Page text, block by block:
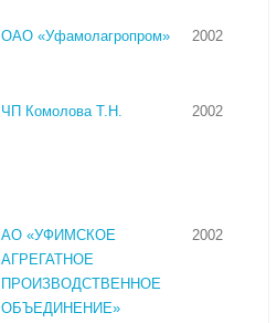
ОАО «Уфамолагропром» 2002
ЧП Комолова Т.Н. 2002
АО «УФИМСКОЕ
АГРЕГАТНОЕ
ПРОИЗВОДСТВЕННОЕ
ОБЪЕДИНЕНИЕ»
2002